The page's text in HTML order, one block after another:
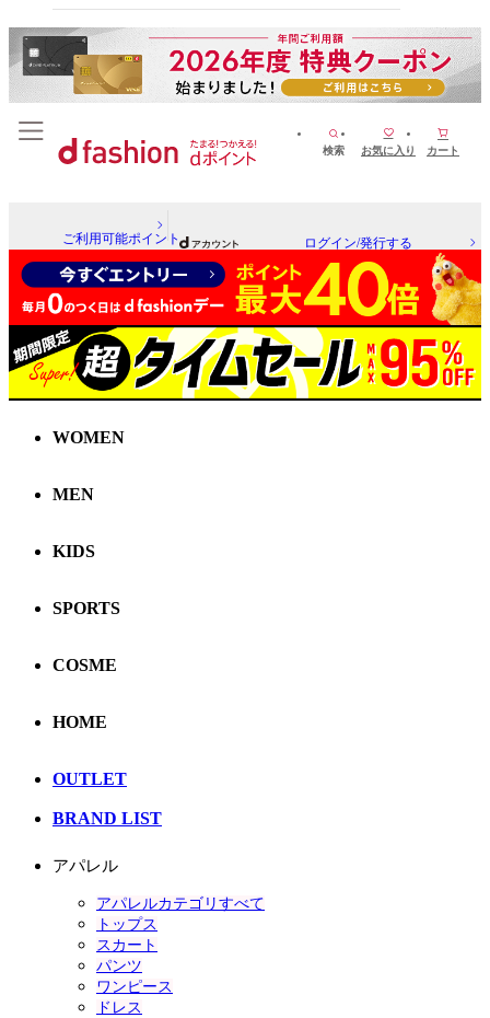
検索 お気に入り カート
ご利用可能ポイント ログイン/発行する
WOMEN
MEN
KIDS
SPORTS
COSME
HOME
OUTLET
BRAND LIST
アパレル
アパレルカテゴリすべて
トップス
スカート
パンツ
ワンピース
ドレス